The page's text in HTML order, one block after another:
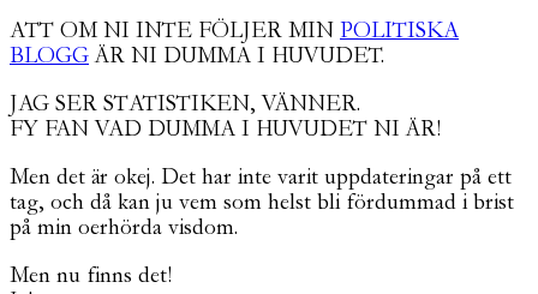
ATT OM NI INTE FÖLJER MIN POLITISKA
BLOGGÄR NI DUMMA I HUVUDET.
JAG SER STATISTIKEN, VÄNNER.
FY FAN VAD DUMMA I HUVUDET NI ÄR!
Men det är okej. Det har inte varit uppdateringar på ett
tag, och då kan ju vem som helst bli fördummad i brist
på min oerhörda visdom.
Men nu finns det!